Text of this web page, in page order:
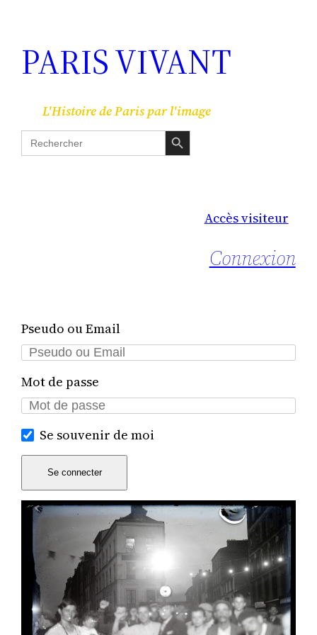
PARIS VIVANT
L'Histoire de Paris par l'image
Search
for:
Search Button
Accès visiteur
Connexion
Pseudo ou Email
Mot de passe
Se souvenir de moi